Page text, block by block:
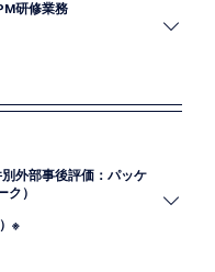
定調査を実施しています。本
定アマゾン地域を対象とした
環境課題、関係機関の実施体
当性・有効性・効率性・持続
研修業務
知識・スキル習得を目的に、
方に関する研修（動画・ワー
テーマ別研修（①ロジックモ
把握のためのデータ分析、③
。
外部事後評価：パッケ
）
※